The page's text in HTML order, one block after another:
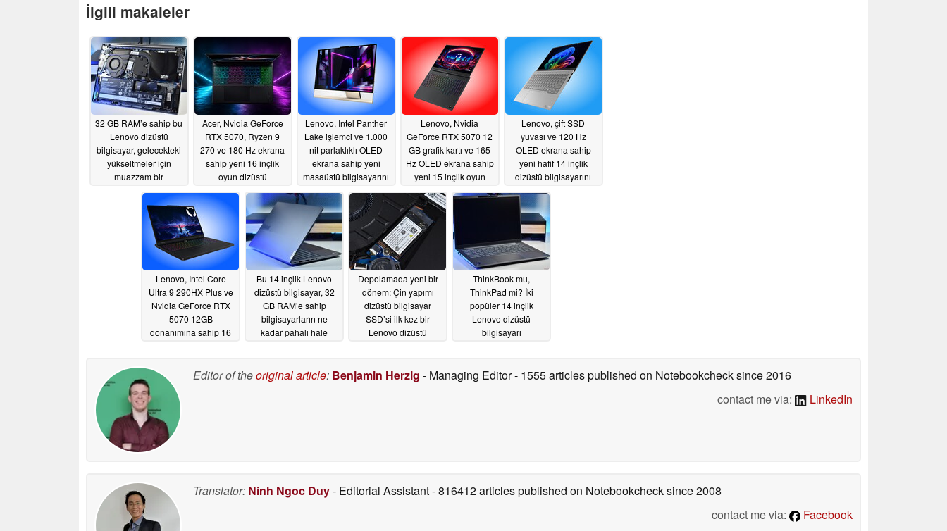
İlgili makaleler
32 GB RAM’e sahip bu
Lenovo dizüstü
bilgisayar, gelecekteki
yükseltmeler için
muazzam bir
07/10/2026
Acer, Nvidia GeForce
RTX 5070, Ryzen 9
270 ve 180 Hz ekrana
sahip yeni 16 inçlik
oyun dizüstü
sürüyor
07/09/2026
Lenovo, Intel Panther
Lake işlemci ve 1.000
nit parlaklıklı OLED
ekrana sahip yeni
masaüstü bilgisayarını
piyasaya sürdü
07/09/2026
Lenovo, Nvidia
GeForce RTX 5070 12
GB grafik kartı ve 165
Hz OLED ekrana sahip
yeni 15 inçlik oyun
dünya çapında
piyasaya sürdü
07/09/2026
Lenovo, çift SSD
yuvası ve 120 Hz
OLED ekrana sahip
yeni hafif 14 inçlik
dizüstü bilgisayarını
07/09/2026
Lenovo, Intel Core
Ultra 9 290HX Plus ve
Nvidia GeForce RTX
5070 12GB
donanımına sahip 16
çapında piyasaya
sürdü
Bu 14 inçlik Lenovo
dizüstü bilgisayar, 32
GB RAM’e sahip
bilgisayarların ne
kadar pahalı hale
Depolamada yeni bir
dönem: Çin yapımı
dizüstü bilgisayar
SSD’si ilk kez bir
Lenovo dizüstü
ThinkBook mu,
ThinkPad mi? İki
popüler 14 inçlik
Lenovo dizüstü
bilgisayarı
Editor of theoriginal article: Benjamin Herzig - Managing Editor- 1555 articles published on Notebookchecksince 2016
contact me via:
LinkedIn
Translator: Ninh Ngoc Duy- Editorial Assistant- 816412 articles published on Notebookchecksince 2008
contact me via:
Facebook